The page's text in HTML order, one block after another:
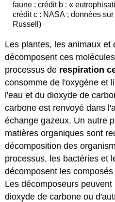
faune ; crédit b : «
crédit c : NASA ; données
Russell)
Les plantes, les animaux et
décomposent ces
processus de respiration
consomme de l'oxygène et
l'eau et du dioxyde de
carbone est renvoyé dans
échange gazeux. Un autre
matières organiques sont
décomposition des
processus, les bactéries et
décomposent les
Les décomposeurs peuvent
dioxyde de carbone ou